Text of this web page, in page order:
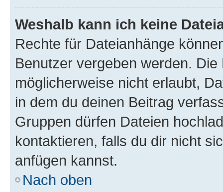
Weshalb kann ich keine
Rechte für Dateianhänge
Benutzer vergeben werden.
möglicherweise nicht erlaubt,
in dem du deinen Beitrag
Gruppen dürfen Dateien
kontaktieren, falls du dir nicht
anfügen kannst.
Nach oben